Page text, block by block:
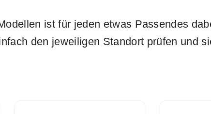
ist für jeden etwas Passendes
den jeweiligen Standort prüfen und